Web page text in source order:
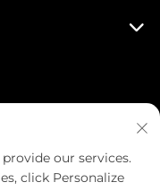
02072
our services.
click Personalize